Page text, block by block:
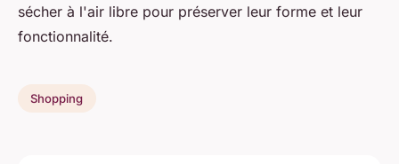
sécher à l'air libre pour préserver leur forme et leur
fonctionnalité.
Shopping